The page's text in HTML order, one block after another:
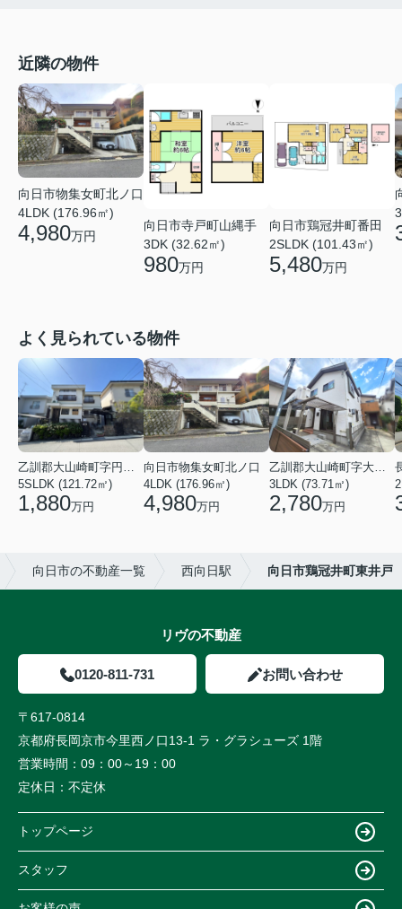
近隣の物件
向日市物集女町北ノ口
4LDK (176.96㎡)
4,980万円
向日市寺戸町山縄手
3DK (32.62㎡)
980万円
向日市鶏冠井町番田
2SLDK (101.43㎡)
5,480万円
よく見られている物件
5SLDK (121.72㎡)
1,880万円
向日市物集女町北ノ口
4LDK (176.96㎡)
4,980万円
3LDK (73.71㎡)
2,780万円
向日市の不動産一覧 西向日駅 向日市鶏冠井町東井戸
リヴの不動産
0120-811-731 お問い合わせ
〒617-0814
京都府長岡京市今里西ノ口13-1 ラ・グラシューズ 1階
営業時間： 09：00～19：00
定休日： 不定休
トップページ
スタッフ